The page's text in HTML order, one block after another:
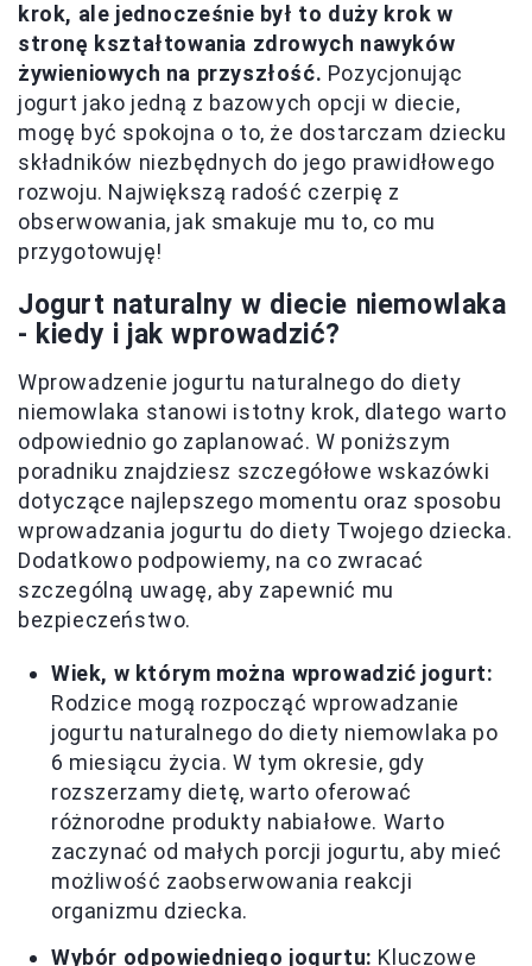
krok, ale jednocześnie był to duży krok w
stronę kształtowania zdrowych nawyków
żywieniowych na przyszłość. Pozycjonując
jogurt jako jedną z bazowych opcji w diecie,
mogę być spokojna o to, że dostarczam dziecku
składników niezbędnych do jego prawidłowego
rozwoju. Największą radość czerpię z
obserwowania, jak smakuje mu to, co mu
przygotowuję!
Jogurt naturalny w diecie niemowlaka
- kiedy i jak wprowadzić?
Wprowadzenie jogurtu naturalnego do diety
niemowlaka stanowi istotny krok, dlatego warto
odpowiednio go zaplanować. W poniższym
poradniku znajdziesz szczegółowe wskazówki
dotyczące najlepszego momentu oraz sposobu
wprowadzania jogurtu do diety Twojego dziecka.
Dodatkowo podpowiemy, na co zwracać
szczególną uwagę, aby zapewnić mu
bezpieczeństwo.
Wiek, w którym można wprowadzić jogurt:
Rodzice mogą rozpocząć wprowadzanie
jogurtu naturalnego do diety niemowlaka po
6 miesiącu życia. W tym okresie, gdy
rozszerzamy dietę, warto oferować
różnorodne produkty nabiałowe. Warto
zaczynać od małych porcji jogurtu, aby mieć
możliwość zaobserwowania reakcji
organizmu dziecka.
Wybór odpowiedniego jogurtu: Kluczowe